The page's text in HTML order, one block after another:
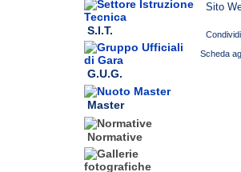
S.I.T.
G.U.G.
Master
Normative
Sito
Scheda